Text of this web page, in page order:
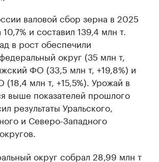
валовой сбор зерна в 2025
и составил 139,4 млн т.
в рост обеспечили
округ (35 млн т,
ФО (33,5 млн т, +19,8%) и
млн т, +15,5%). Урожай в
выше показателей прошлого
результаты Уральского,
и Северо-Западного
округ собрал 28,99 млн т